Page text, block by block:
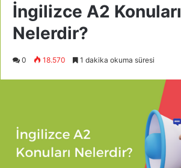
İngilizce A2 Konuları
Nelerdir?
0 18.570 1 dakika okuma süresi